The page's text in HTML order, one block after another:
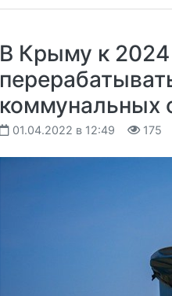
В Крыму к 2024
коммунальных
01.04.2022 в 12:49 175